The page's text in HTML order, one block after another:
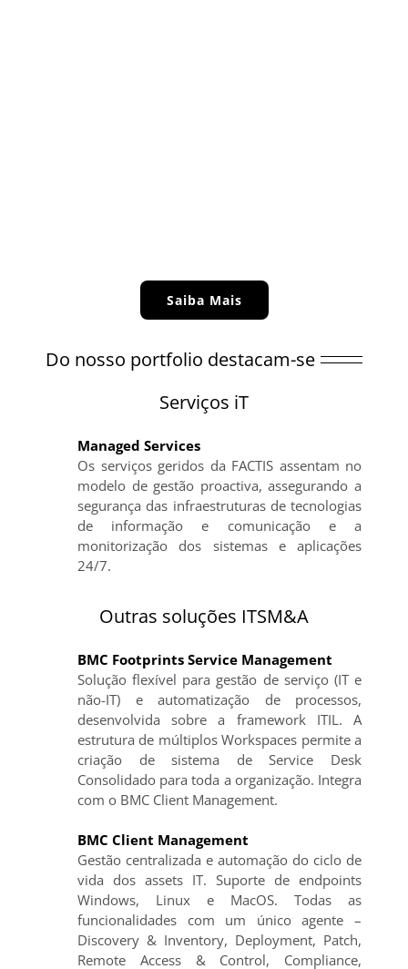
Saiba Mais
Do nosso portfolio destacam-se
Serviços iT
Managed Services
Os serviços geridos da FACTIS assentam no
modelo de gestão proactiva, assegurando a
segurança das infraestruturas de tecnologias
de informação e comunicação e a
monitorização dos sistemas e aplicações
24/7.
Outras soluções ITSM&A
BMC Footprints Service Management
Solução flexível para gestão de serviço (IT e
não-IT) e automatização de processos,
desenvolvida sobre a framework ITIL. A
estrutura de múltiplos Workspaces permite a
criação de sistema de Service Desk
Consolidado para toda a organização. Integra
com o BMC Client Management.
BMC Client Management
Gestão centralizada e automação do ciclo de
vida dos assets IT. Suporte de endpoints
Windows, Linux e MacOS. Todas as
funcionalidades com um único agente –
Discovery & Inventory, Deployment, Patch,
Remote Access & Control, Compliance,